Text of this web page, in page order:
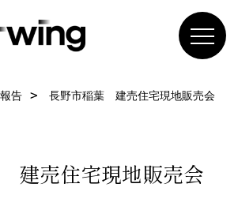
告 長野市稲葉 建売住宅現地販売会
建売住宅現地販売会